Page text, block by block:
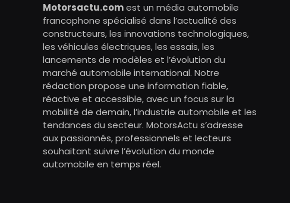
Motorsactu.comest un média automobile
francophone spécialisé dans l’actualité des
constructeurs, les innovations technologiques,
les véhicules électriques, les essais, les
lancements de modèles et l’évolution du
marché automobile international. Notre
rédaction propose une information fiable,
réactive et accessible, avec un focus sur la
mobilité de demain, l’industrie automobile et les
tendances du secteur. MotorsActu s’adresse
aux passionnés, professionnels et lecteurs
souhaitant suivre l’évolution du monde
automobile en temps réel.